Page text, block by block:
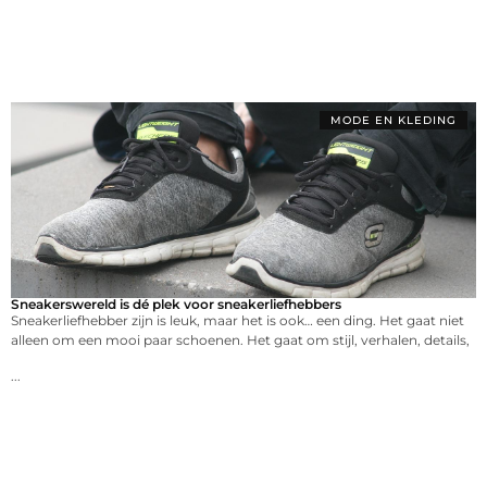
MODE EN KLEDING
Sneakerswereld is dé plek voor sneakerliefhebbers
Sneakerliefhebber zijn is leuk, maar het is ook… een ding. Het gaat niet
alleen om een mooi paar schoenen. Het gaat om stijl, verhalen, details,